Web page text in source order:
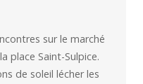
sur le marché
place Saint-Sulpice.
de soleil lécher les